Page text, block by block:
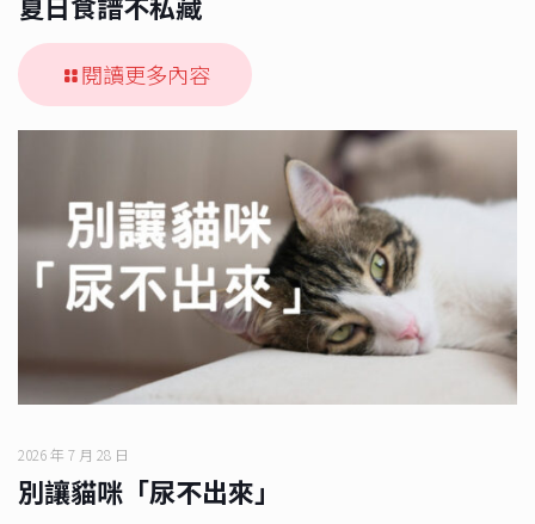
閱讀更多內容
2026 年 7 月 28 日
別讓貓咪「尿不出來」